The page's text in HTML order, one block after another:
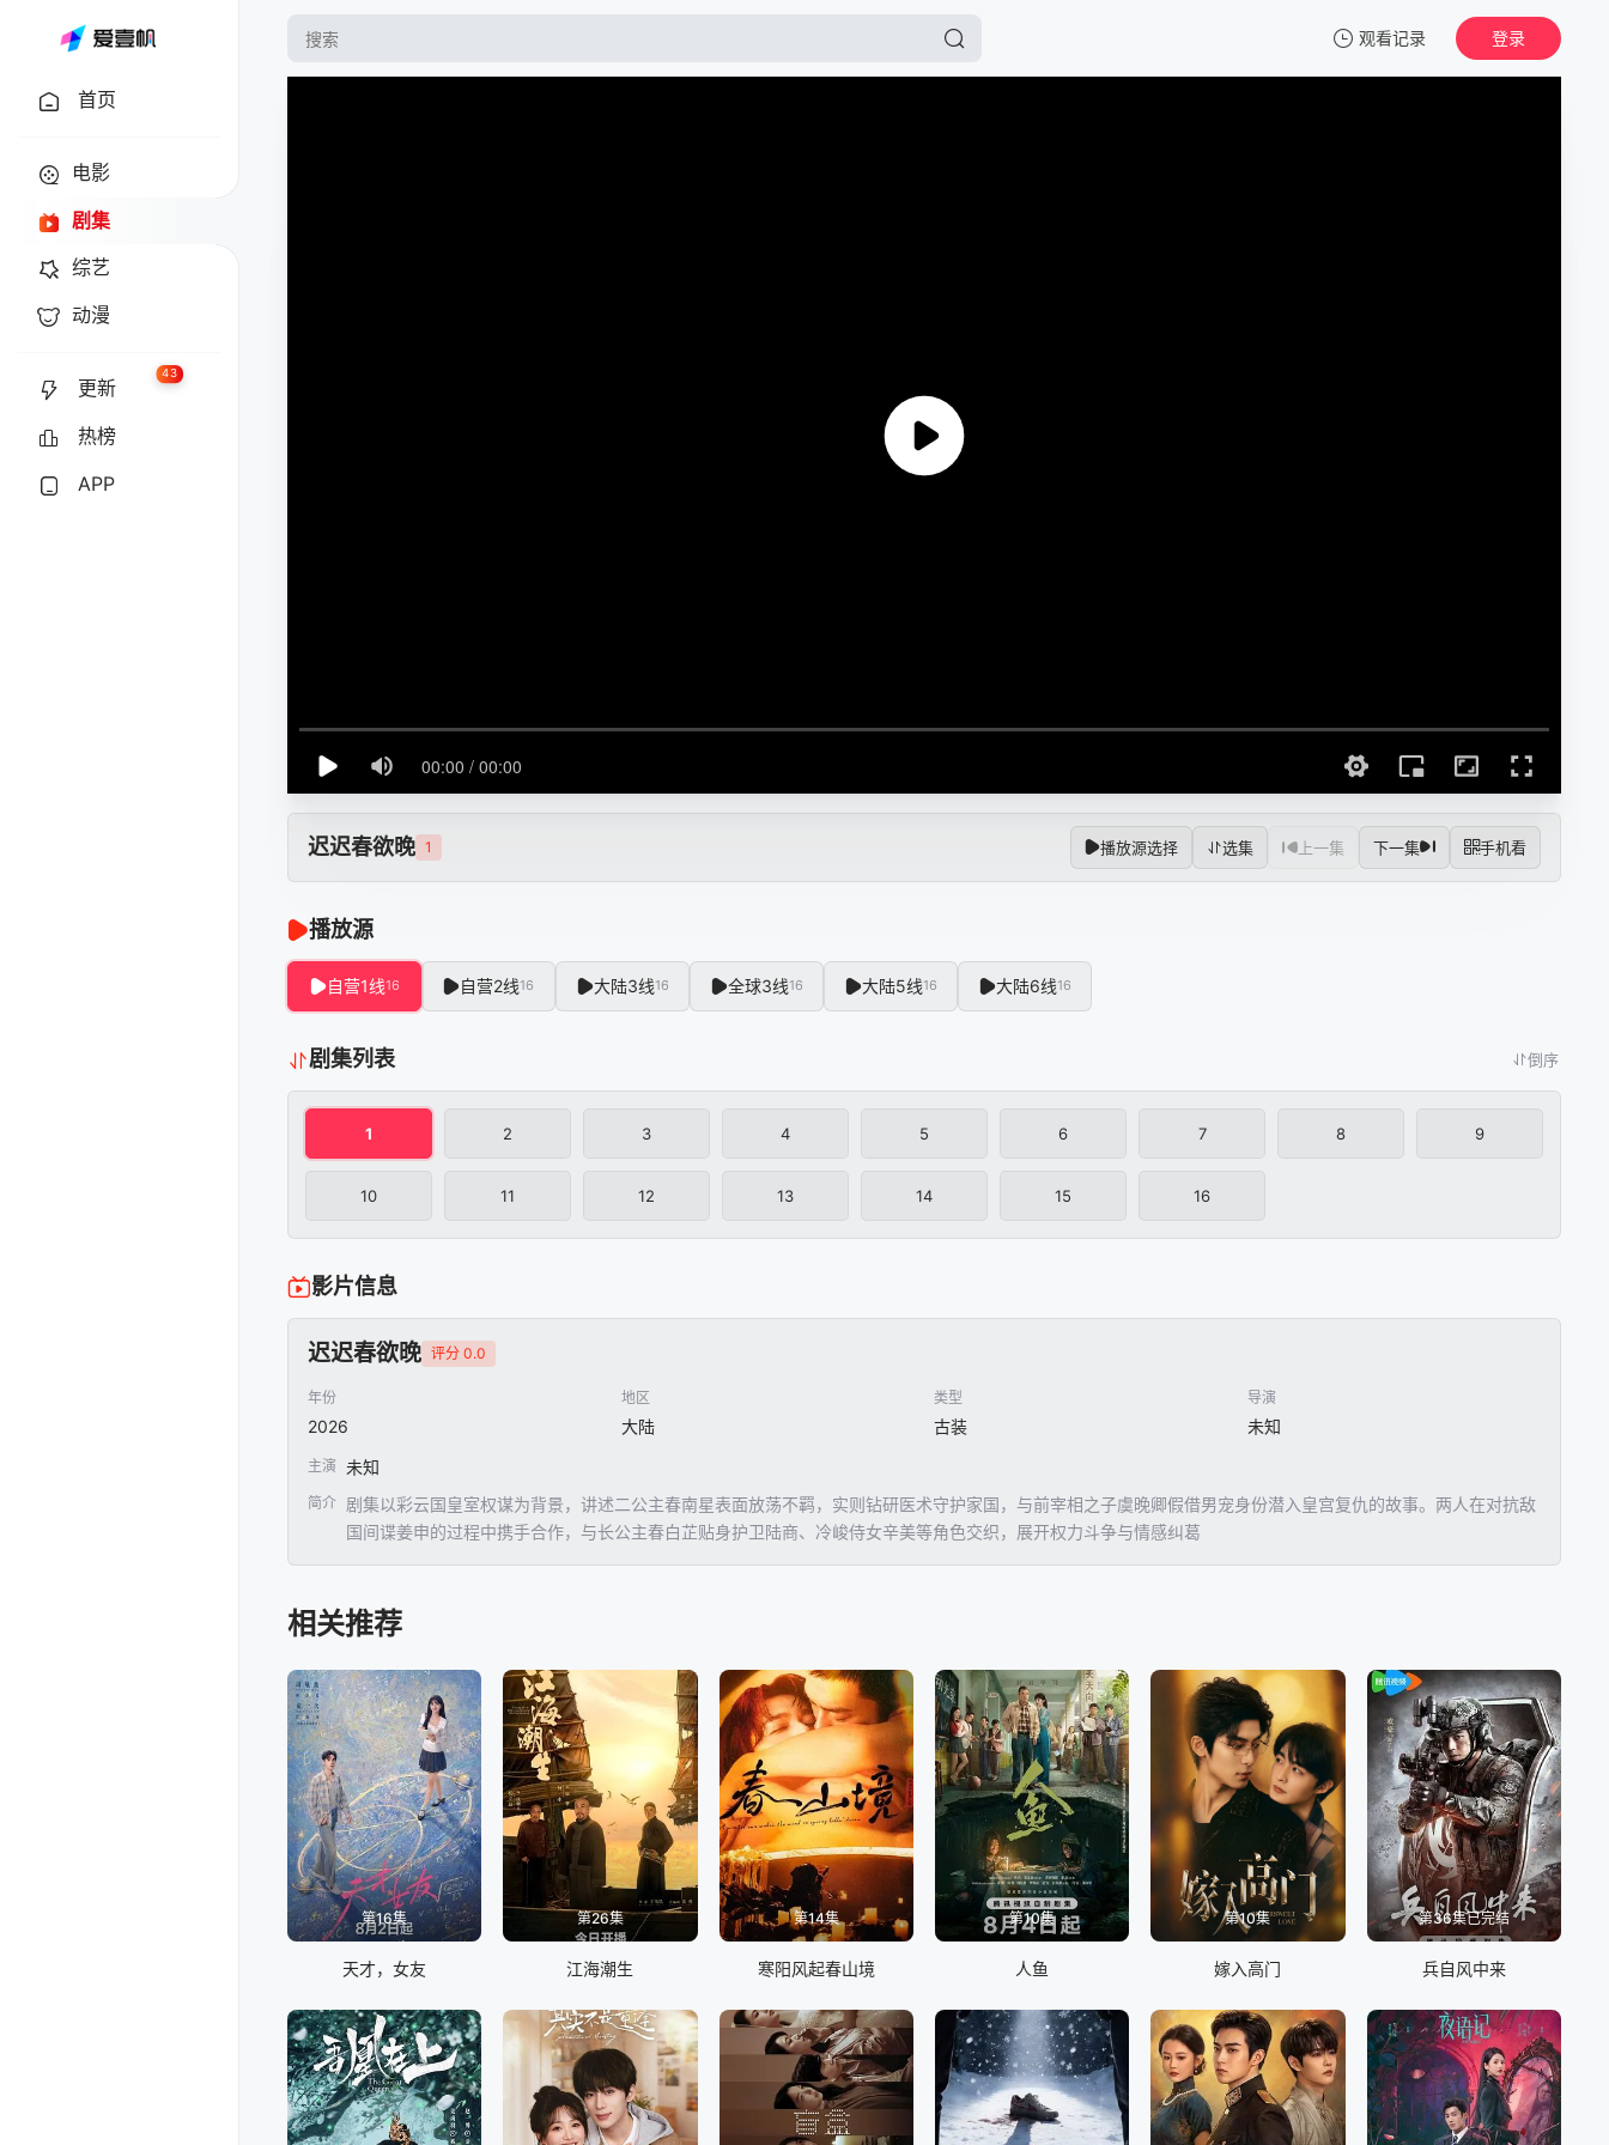
观看记录 登录
首页
电影
剧集
综艺
动漫
更新
43
热榜
APP
迟迟春欲晚 1 播放源选择 选集 上一集 下一集 手机看
播放源
自营1线16 自营2线16 大陆3线16 全球3线16 大陆5线16 大陆6线16
剧集列表 倒序
1 2 3 4 5 6 7 8 9
10 11 12 13 14 15 16
影片信息
迟迟春欲晚 评分 0.0
年份
2026
地区
大陆
类型
古装
导演
未知
主演 未知
简介 剧集以彩云国皇室权谋为背景，讲述二公主春南星表面放荡不羁，实则钻研医术守护家国，与前宰相之子虞晚卿假借男宠身份潜入皇宫复仇的故事。两人在对抗敌
国间谍姜申的过程中携手合作，与长公主春白芷贴身护卫陆商、冷峻侍女辛美等角色交织，展开权力斗争与情感纠葛
相关推荐
第16集
天才，女友
第26集
江海潮生
第14集
寒阳风起春山境
第10集
人鱼
第10集
嫁入高门
第36集已完结
兵自风中来